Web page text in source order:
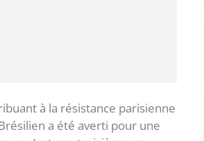
à la résistance parisienne
a été averti pour une